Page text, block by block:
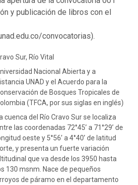
y publicación de libros con el
convocatorias).
Sur, Río Vital
Nacional Abierta y a
UNAD y el Acuerdo para la
de Bosques Tropicales de
(TFCA, por sus siglas en inglés)
cuenca del Río Cravo Sur se localiza
las coordenadas 72°45’ a 71°29’ de
oeste y 5°56’ a 4°40’ de latitud
y presenta un fuerte variación
que va desde los 3950 hasta
130 msnm. Nace de pequeños
de páramo en el departamento